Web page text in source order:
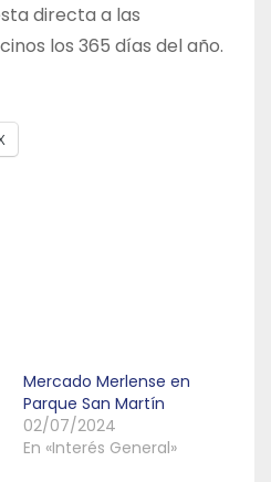
directa a las
los 365 días del año.
Mercado Merlense en
Parque San Martín
02/07/2024
En «Interés General»